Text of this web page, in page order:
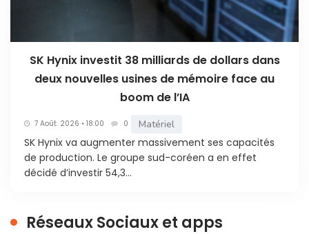
SK Hynix investit 38 milliards de dollars dans
deux nouvelles usines de mémoire face au
boom de l’IA
7 Août. 2026 • 18:00 0 Matériel
SK Hynix va augmenter massivement ses capacités
de production. Le groupe sud-coréen a en effet
décidé d’investir 54,3...
Réseaux Sociaux et apps